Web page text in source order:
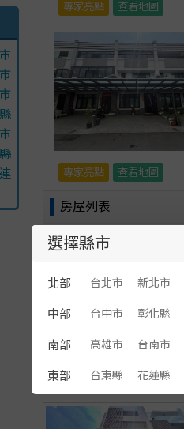
選擇縣市
北部 台北市 新北市
中部 台中市 彰化縣
南部 高雄市 台南市
東部 台東縣 花蓮縣
專家亮點 查看地圖
專家亮點 查看地圖
房屋列表
顯示：文字